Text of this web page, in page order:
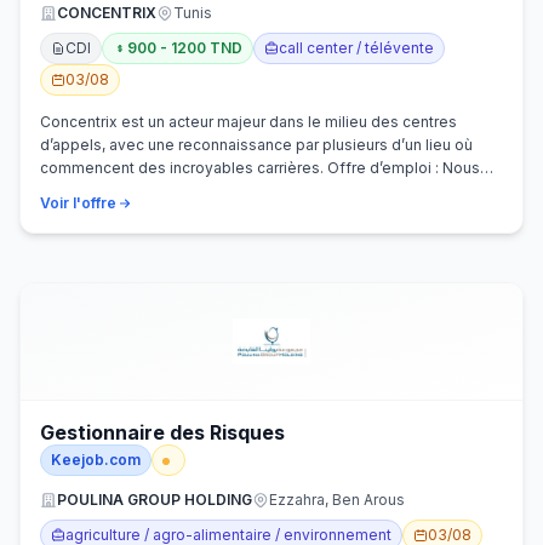
CONCENTRIX
Tunis
CDI
900 - 1200 TND
call center / télévente
03/08
Concentrix est un acteur majeur dans le milieu des centres
d’appels, avec une reconnaissance par plusieurs d’un lieu où
commencent des incroyables carrières. Offre d’emploi : Nous
Voir l'offre
Gestionnaire des Risques
Keejob.com
POULINA GROUP HOLDING
Ezzahra, Ben Arous
agriculture / agro-alimentaire / environnement
03/08